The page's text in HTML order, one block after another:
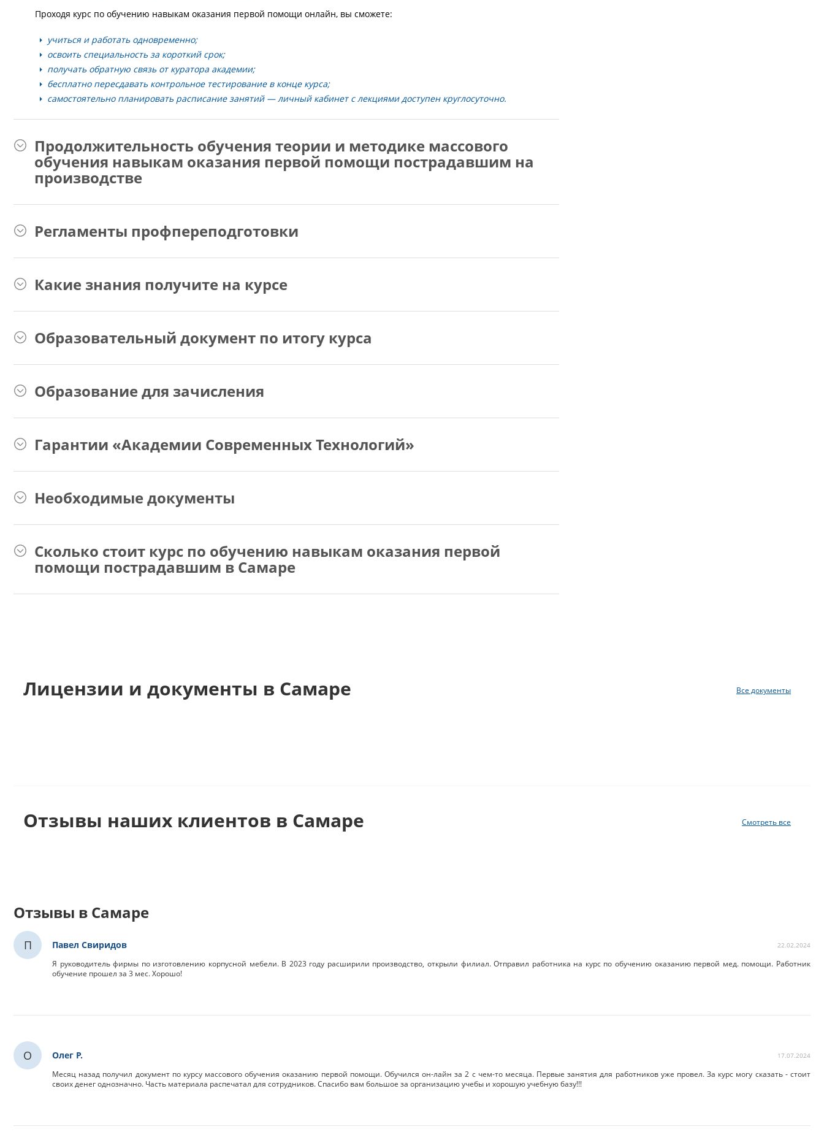
Проходя курс по обучению навыкам оказания первой помощи онлайн, вы сможете:
учиться и работать одновременно;
освоить специальность за короткий срок;
получать обратную связь от куратора академии;
бесплатно пересдавать контрольное тестирование в конце курса;
самостоятельно планировать расписание занятий — личный кабинет с лекциями доступен круглосуточно.
Продолжительность обучения теории и методике массового
обучения навыкам оказания первой помощи пострадавшим на
производстве
Регламенты профпереподготовки
Какие знания получите на курсе
Образовательный документ по итогу курса
Образование для зачисления
Гарантии «Академии Современных Технологий»
Необходимые документы
Сколько стоит курс по обучению навыкам оказания первой
помощи пострадавшим в Самаре
Все документы
Лицензии и документы в Самаре
Смотреть все
Отзывы наших клиентов в Самаре
Отзывы в Самаре
П Павел Свиридов 22.02.2024
Я руководитель фирмы по изготовлению корпусной мебели. В 2023 году расширили производство, открыли филиал. Отправил работника на курс по обучению оказанию первой мед. помощи. Работник
обучение прошел за 3 мес. Хорошо!
О Олег Р. 17.07.2024
Месяц назад получил документ по курсу массового обучения оказанию первой помощи. Обучился он-лайн за 2 с чем-то месяца. Первые занятия для работников уже провел. За курс могу сказать - стоит
своих денег однозначно. Часть материала распечатал для сотрудников. Спасибо вам большое за организацию учебы и хорошую учебную базу!!!